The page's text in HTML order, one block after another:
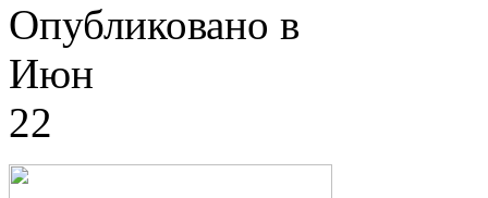
Опубликовано в
Июн
22